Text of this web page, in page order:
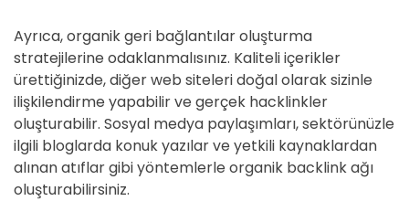
Ayrıca, organik geri bağlantılar oluşturma
stratejilerine odaklanmalısınız. Kaliteli içerikler
ürettiğinizde, diğer web siteleri doğal olarak sizinle
ilişkilendirme yapabilir ve gerçek hacklinkler
oluşturabilir. Sosyal medya paylaşımları, sektörünüzle
ilgili bloglarda konuk yazılar ve yetkili kaynaklardan
alınan atıflar gibi yöntemlerle organik backlink ağı
oluşturabilirsiniz.